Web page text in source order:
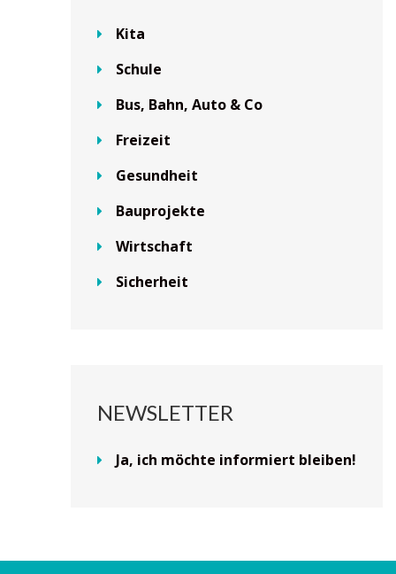
Kita
Schule
Bus, Bahn, Auto & Co
Freizeit
Gesundheit
Bauprojekte
Wirtschaft
Sicherheit
NEWSLETTER
Ja, ich möchte informiert bleiben!